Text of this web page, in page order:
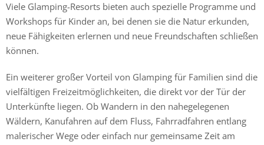
Viele Glamping-Resorts bieten auch spezielle Programme und
Workshops für Kinder an, bei denen sie die Natur erkunden,
neue Fähigkeiten erlernen und neue Freundschaften schließen
können.
Ein weiterer großer Vorteil von Glamping für Familien sind die
vielfältigen Freizeitmöglichkeiten, die direkt vor der Tür der
Unterkünfte liegen. Ob Wandern in den nahegelegenen
Wäldern, Kanufahren auf dem Fluss, Fahrradfahren entlang
malerischer Wege oder einfach nur gemeinsame Zeit am